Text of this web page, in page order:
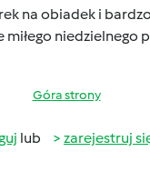
na obiadek i
miłego niedzielnego
Góra strony
lub zarejestruj